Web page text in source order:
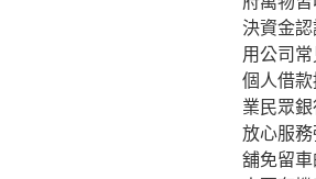
決資金
用公司
個人借
業民眾
放心服
舖免留